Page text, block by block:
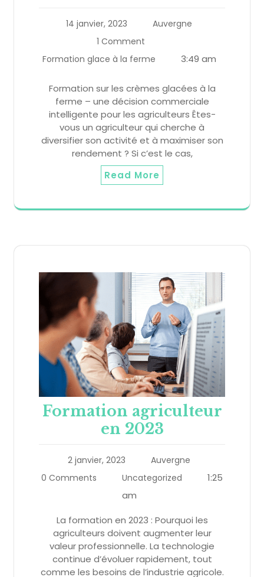
14 janvier, 2023
Auvergne
1 Comment
Formation glace à la ferme
3:49 am
Formation sur les crèmes glacées à la
ferme – une décision commerciale
intelligente pour les agriculteurs Êtes-
vous un agriculteur qui cherche à
diversifier son activité et à maximiser son
rendement ? Si c’est le cas,
Read More
Formation agriculteur
en 2023
2 janvier, 2023
Auvergne
0 Comments
Uncategorized
1:25
am
La formation en 2023 : Pourquoi les
agriculteurs doivent augmenter leur
valeur professionnelle. La technologie
continue d’évoluer rapidement, tout
comme les besoins de l’industrie agricole.